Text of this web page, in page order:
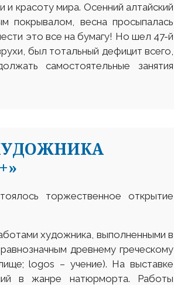
и красоту мира. Осенний алтайский
покрывалом, весна просыпалась
это все на бумагу! Но шел 47-й
был тотальный дефицит всего,
самостоятельные занятия
торжественное открытие
художника, выполненными в
древнему греческому
logos – учение). На выставке
в жанре натюрморта. Работы